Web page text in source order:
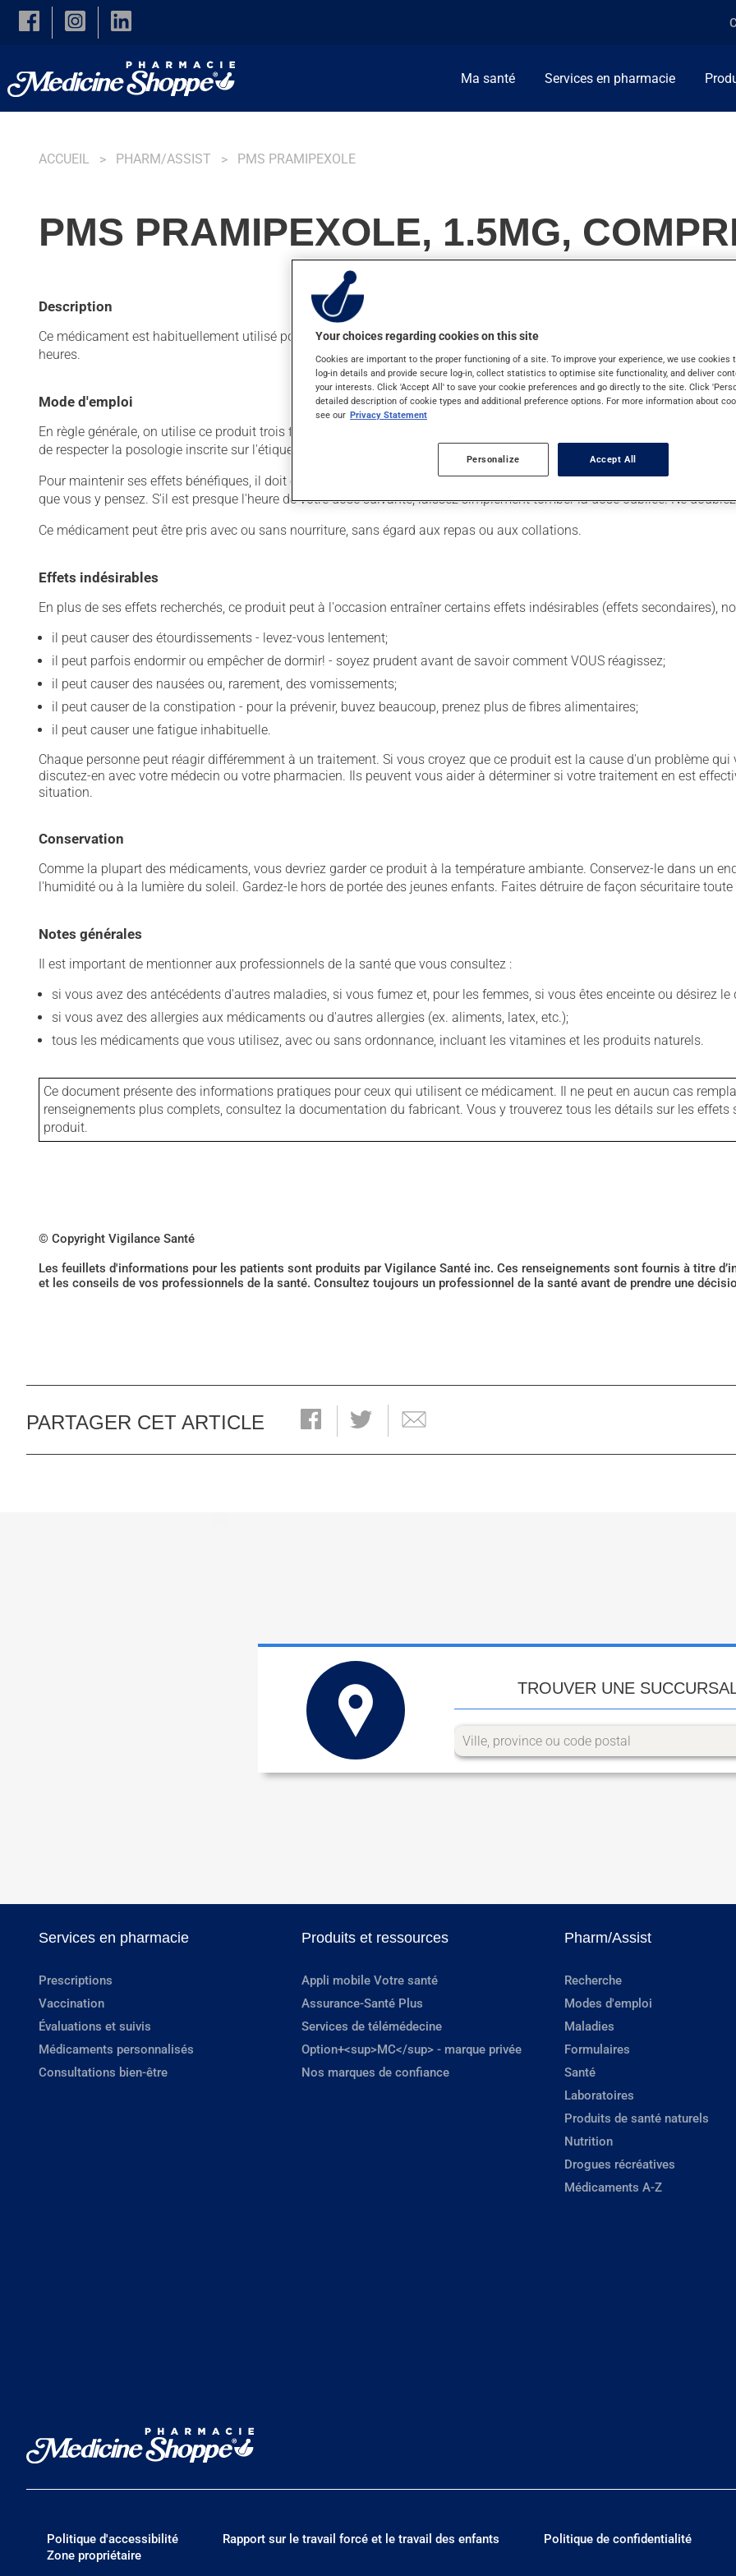
Skip to main content
Ma santé Services en pharmacie
ACCUEIL PHARM/ASSIST PMS PRAMIPEXOLE
PMS PRAMIPEXOLE, 1.5MG,
Description
Ce médicament est habituellement utilisé pour la maladie de Parkinson. On l'emploie aussi pour le syndrome des
heures.
Mode d'emploi
En règle générale, on utilise ce produit trois fois par jour. Il est possible que votre pharmacien vous ait indiqué un
de respecter la posologie inscrite sur l'étiquette. N'en utilisez pas plus, ni plus souvent qu'indiqué.
Pour maintenir ses effets bénéfiques, il doit être utilisé de façon régulière et continue. Assurez-vous de ne jamais en
que vous y pensez. S'il est presque l'heure de votre dose suivante, laissez simplement tomber la dose oubliée. Ne
Ce médicament peut être pris avec ou sans nourriture, sans égard aux repas ou aux collations.
Effets indésirables
En plus de ses effets recherchés, ce produit peut à l'occasion entraîner certains effets indésirables (effets secondaires),
il peut causer des étourdissements - levez-vous lentement;
il peut parfois endormir ou empêcher de dormir! - soyez prudent avant de savoir comment VOUS réagissez;
il peut causer des nausées ou, rarement, des vomissements;
il peut causer de la constipation - pour la prévenir, buvez beaucoup, prenez plus de fibres alimentaires;
il peut causer une fatigue inhabituelle.
Chaque personne peut réagir différemment à un traitement. Si vous croyez que ce produit est la cause d'un problème
discutez-en avec votre médecin ou votre pharmacien. Ils peuvent vous aider à déterminer si votre traitement en est
situation.
Conservation
Comme la plupart des médicaments, vous devriez garder ce produit à la température ambiante. Conservez-le dans un
l'humidité ou à la lumière du soleil. Gardez-le hors de portée des jeunes enfants. Faites détruire de façon sécuritaire
Notes générales
Il est important de mentionner aux professionnels de la santé que vous consultez :
si vous avez des antécédents d'autres maladies, si vous fumez et, pour les femmes, si vous êtes enceinte ou désirez le
si vous avez des allergies aux médicaments ou d'autres allergies (ex. aliments, latex, etc.);
tous les médicaments que vous utilisez, avec ou sans ordonnance, incluant les vitamines et les produits naturels.
Ce document présente des informations pratiques pour ceux qui utilisent ce médicament. Il ne peut en aucun cas
renseignements plus complets, consultez la documentation du fabricant. Vous y trouverez tous les détails sur les
produit.
© Copyright Vigilance Santé
Les feuillets d'informations pour les patients sont produits par Vigilance Santé inc. Ces renseignements sont fournis à titre
et les conseils de vos professionnels de la santé. Consultez toujours un professionnel de la santé avant de prendre une
PARTAGER CET ARTICLE
TROUVER UNE
Services en pharmacie
Prescriptions
Vaccination
Évaluations et suivis
Médicaments personnalisés
Consultations bien-être
Produits et ressources
Appli mobile Votre santé
Assurance-Santé Plus
Services de télémédecine
Option+<sup>MC</sup> - marque privée
Nos marques de confiance
Pharm/Assist
Recherche
Modes d'emploi
Maladies
Formulaires
Santé
Laboratoires
Produits de santé naturels
Nutrition
Drogues récréatives
Médicaments A-Z
Politique d'accessibilité Rapport sur le travail forcé et le travail des enfants
Politique de confidentialité
Zone propriétaire
Your choices regarding cookies on this site
Cookies are important to the proper functioning of a site. To improve your experience, we use cookies
log-in details and provide secure log-in, collect statistics to optimise site functionality, and deliver
your interests. Click 'Accept All' to save your cookie preferences and go directly to the site. Click
detailed description of cookie types and additional preference options. For more information about
see our Privacy Statement
Personalize Accept All